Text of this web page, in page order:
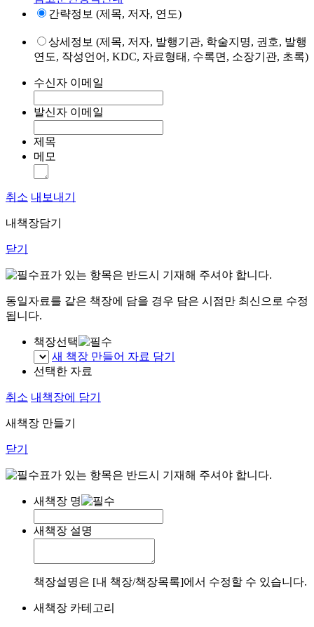
간략정보 (제목, 저자, 연도)
상세정보 (제목, 저자, 발행기관, 학술지명, 권호, 발행
연도, 작성언어, KDC, 자료형태, 수록면, 소장기관, 초록)
수신자 이메일
발신자 이메일
제목
메모
취소 내보내기
내책장담기
닫기
표가 있는 항목은 반드시 기재해 주셔야 합니다.
동일자료를 같은 책장에 담을 경우 담은 시점만 최신으로 수정
됩니다.
책장선택
새 책장 만들어 자료 담기
선택한 자료
취소 내책장에 담기
새책장 만들기
닫기
표가 있는 항목은 반드시 기재해 주셔야 합니다.
새책장 명
새책장 설명
책장설명은 [내 책장/책장목록]에서 수정할 수 있습니다.
새책장 카테고리